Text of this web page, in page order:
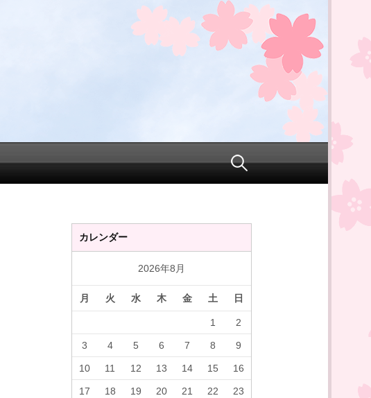
検
カレンダー
2026年8月
月 火 水 木 金 土 日
1 2
3 4 5 6 7 8 9
10 11 12 13 14 15 16
17 18 19 20 21 22 23